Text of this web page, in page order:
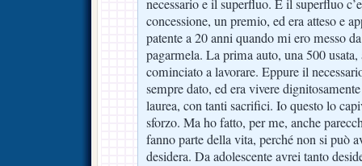
necessario e il superfluo. E il superfluo
concessione, un premio, ed era atteso e
patente a 20 anni quando mi ero messo
pagarmela. La prima auto, una 500
cominciato a lavorare. Eppure il
sempre dato, ed era vivere
laurea, con tanti sacrifici. Io questo lo
sforzo. Ma ho fatto, per me, anche
fanno parte della vita, perché non si può
desidera. Da adolescente avrei tanto